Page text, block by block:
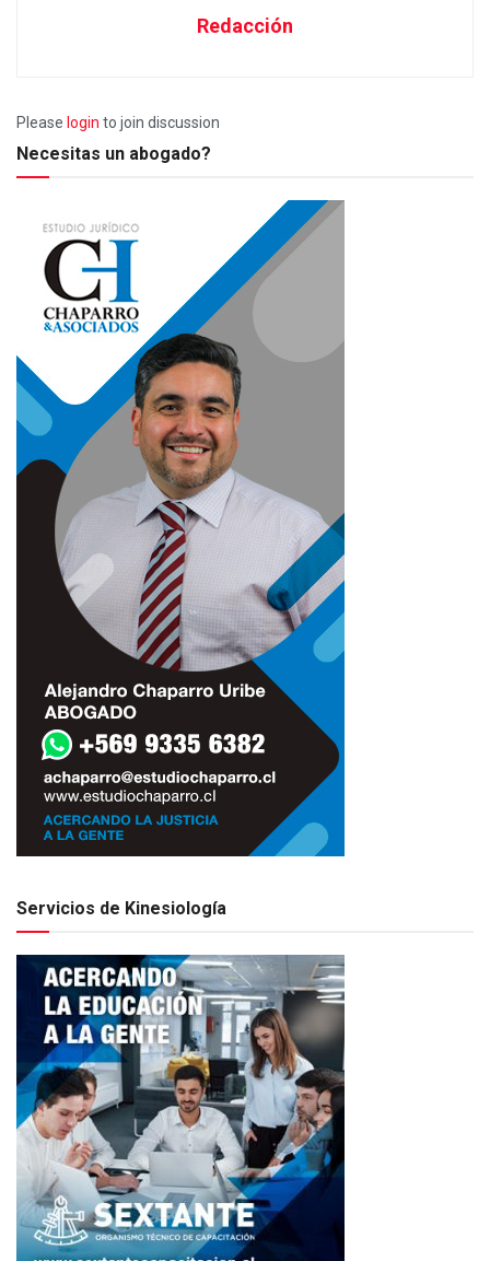
Redacción
Please login to join discussion
Necesitas un abogado?
Servicios de Kinesiología